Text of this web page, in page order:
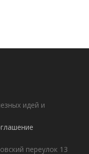
идей и
переулок 13